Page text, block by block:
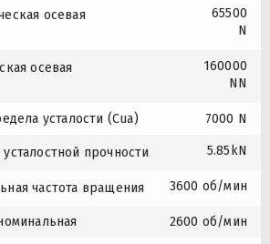
осевая
65500
N
осевая
160000
NN
усталости (Cua) 7000 N
прочности 5.85kN
частота вращения 3600 об/мин
2600 об/мин